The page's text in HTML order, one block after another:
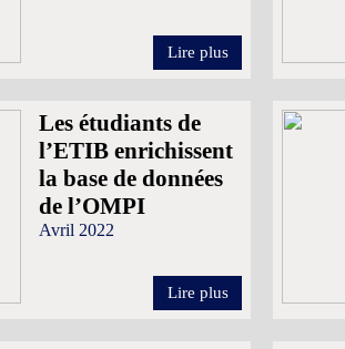
Lire plus
Les étudiants de
l’ETIB enrichissent
la base de données
de l’OMPI
Avril 2022
Lire plus